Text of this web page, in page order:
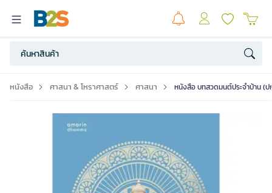
หนังสือ ศาสนา & โหราศาสตร์ ศาสนา หนังสือ บทสวดมนต์ประจำบ้าน (ป